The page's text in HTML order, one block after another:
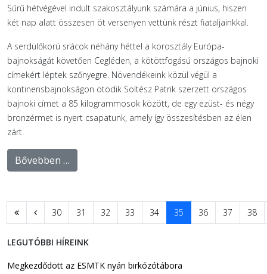
Sűrű hétvégével indult szakosztályunk számára a június, hiszen
két nap alatt összesen öt versenyen vettünk részt fiataljainkkal.
A serdülőkorú srácok néhány héttel a korosztály Európa-
bajnokságát követően Cegléden, a kötöttfogású országos bajnoki
címekért léptek szőnyegre. Növendékeink közül végül a
kontinensbajnokságon ötödik Soltész Patrik szerzett országos
bajnoki címet a 85 kilogrammosok között, de egy ezüst- és négy
bronzérmet is nyert csapatunk, amely így összesítésben az élen
zárt.
Bővebben …
30 31 32 33 34 35 36 37 38
LEGUTÓBBI HÍREINK
Megkezdődött az ESMTK nyári birkózótábora